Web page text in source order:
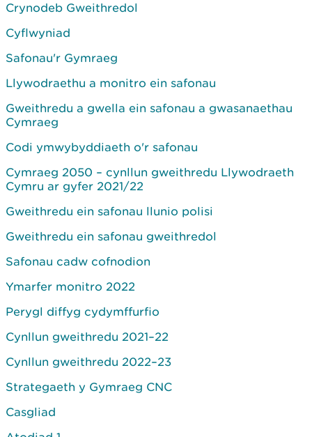
Crynodeb Gweithredol
Cyflwyniad
Safonau'r Gymraeg
Llywodraethu a monitro ein safonau
Gweithredu a gwella ein safonau a gwasanaethau
Cymraeg
Codi ymwybyddiaeth o'r safonau
Cymraeg 2050 – cynllun gweithredu Llywodraeth
Cymru ar gyfer 2021/22
Gweithredu ein safonau llunio polisi
Gweithredu ein safonau gweithredol
Safonau cadw cofnodion
Ymarfer monitro 2022
Perygl diffyg cydymffurfio
Cynllun gweithredu 2021–22
Cynllun gweithredu 2022–23
Strategaeth y Gymraeg CNC
Casgliad